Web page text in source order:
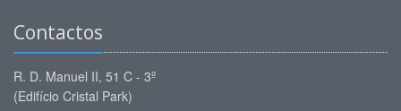
Contactos
R. D. Manuel II, 51 C - 3º
(Edifício Cristal Park)